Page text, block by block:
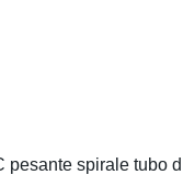
spirale tubo